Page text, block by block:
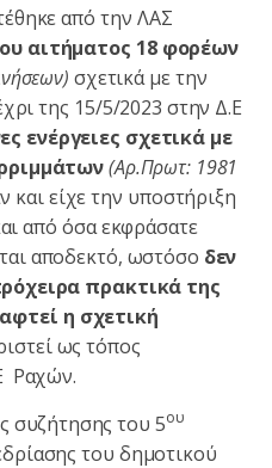
από την ΛΑΣ
αιτήματος 18 φορέων
σχετικά με την
της 15/5/2023 στην Δ.Ε
ενέργειες σχετικά με
(Αρ.Πρωτ: 1981
και είχε την υποστήριξη
από όσα εκφράσατε
αποδεκτό, ωστόσο δεν
πρακτικά της
η σχετική
ως τόπος
Ραχών.
συζήτησης του 5ου
του δημοτικού